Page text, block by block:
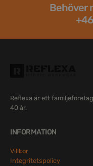
Behöver
Reflexa är ett
40 år.
INFORMATION
Villkor
Integritetspolicy